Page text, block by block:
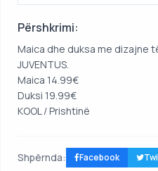
Përshkrimi:
Maica dhe duksa me dizajne
JUVENTUS.
Maica 14.99€
Duksi 19.99€
KOOL / Prishtinë
Shpërnda: Facebook